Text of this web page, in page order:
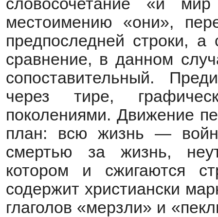
местоимению «они»,
предпоследней строки,
сравнение, в данном
сопоставительный.
через тире,
поколениями. Движение
план: всю жизнь —
смертью за жизнь,
котором и сжигаются
содержит христиански
глаголов «мерзли» и